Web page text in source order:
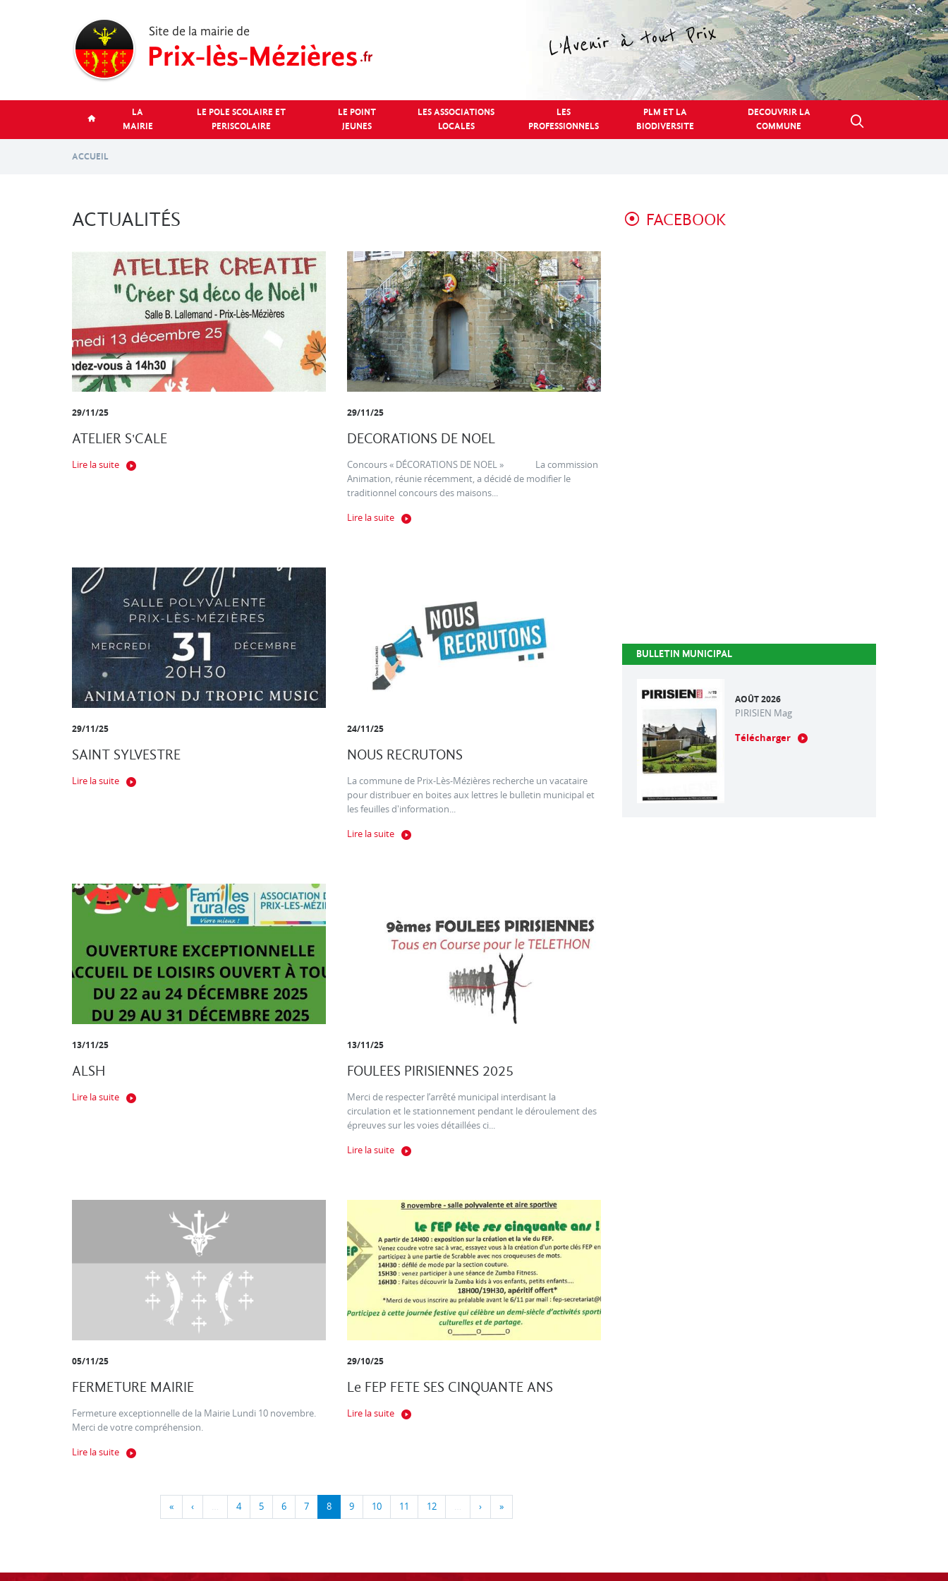
LA
MAIRIE
LE POLE SCOLAIRE ET
PERISCOLAIRE
LE POINT
JEUNES
LES ASSOCIATIONS
LOCALES
LES
PROFESSIONNELS
PLM ET LA
BIODIVERSITE
DECOUVRIR LA
COMMUNE
ACCUEIL
ACTUALITÉS
29/11/25
ATELIER S'CALE
Lire la suite
29/11/25
DECORATIONS DE NOEL
Concours « DÉCORATIONS DE NOEL » La commission
Animation, réunie récemment, a décidé de modifier le
traditionnel concours des maisons...
Lire la suite
29/11/25
SAINT SYLVESTRE
Lire la suite
24/11/25
NOUS RECRUTONS
La commune de Prix-Lès-Mézières recherche un vacataire
pour distribuer en boites aux lettres le bulletin municipal et
les feuilles d'information...
Lire la suite
13/11/25
ALSH
Lire la suite
13/11/25
FOULEES PIRISIENNES 2025
Merci de respecter l’arrêté municipal interdisant la
circulation et le stationnement pendant le déroulement des
épreuves sur les voies détaillées ci...
Lire la suite
05/11/25
FERMETURE MAIRIE
Fermeture exceptionnelle de la Mairie Lundi 10 novembre.
Merci de votre compréhension.
Lire la suite
29/10/25
Le FEP FETE SES CINQUANTE ANS
Lire la suite
« ‹ … 4 5 6 7 8 9 10 11 12 … › »
FACEBOOK
BULLETIN MUNICIPAL
AOÛT 2026
PIRISIEN Mag
Télécharger